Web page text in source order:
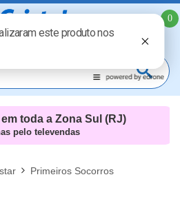
0
toda a Zona Sul (RJ)
pelo televendas
Primeiros Socorros